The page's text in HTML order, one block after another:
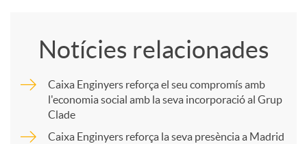
m
Notícies relacionades
Caixa Enginyers reforça el seu compromís amb
l'economia social amb la seva incorporació al Grup
Clade
Caixa Enginyers reforça la seva presència a Madrid